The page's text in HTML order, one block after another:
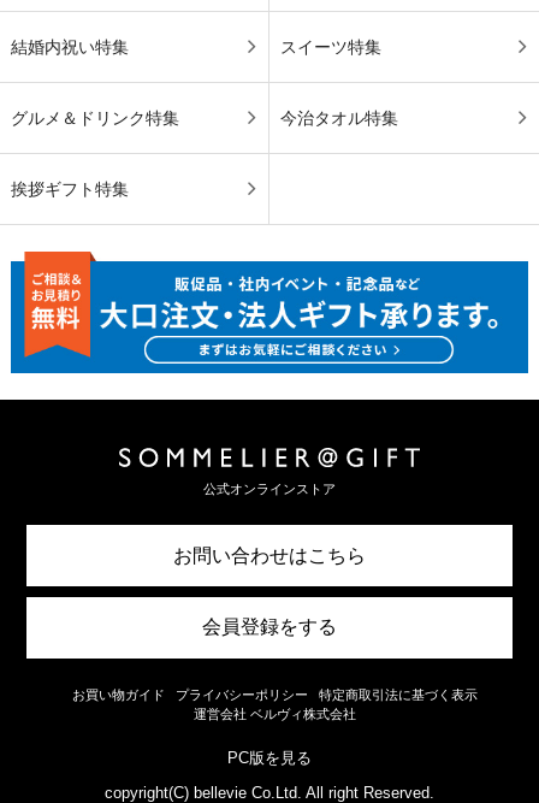
結婚内祝い特集 スイーツ特集
グルメ＆ドリンク特集 今治タオル特集
挨拶ギフト特集
公式オンラインストア
お問い合わせはこちら
会員登録をする
お買い物ガイド プライバシーポリシー
特定商取引法に基づく表示
運営会社 ベルヴィ株式会社
PC版を見る
copyright(C) bellevie Co.Ltd. All right Reserved.